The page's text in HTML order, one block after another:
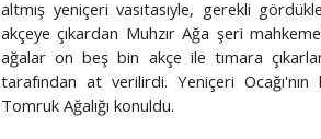
altmış yeniçeri vasıtasıyle, gerekli
akçeye çıkardan Muhzır Ağa şeri
ağalar on beş bin akçe ile tımara
tarafından at verilirdi. Yeniçeri Ocağı'nın
Tomruk Ağalığı konuldu.